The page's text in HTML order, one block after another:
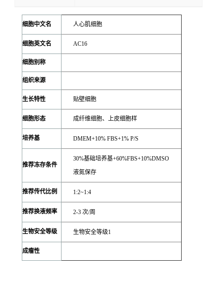
细胞中文名 人心肌细胞
细胞英文名 AC16
细胞别称
组织来源
生长特性 贴壁细胞
细胞形态 成纤维细胞、上皮细胞样
培养基 DMEM+10% FBS+1% P/S
推荐冻存条件
30%基础培养基+60%FBS+10%DMSO
液氮保存
推荐传代比例 1:2~1:4
推荐换液频率 2-3 次/周
生物安全等级 生物安全等级1
成瘤性